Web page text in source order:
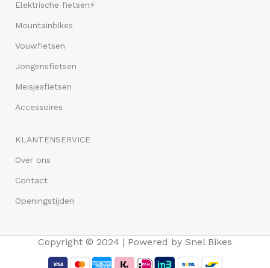
Elektrische fietsen⚡
Mountainbikes
Vouwfietsen
Jongensfietsen
Meisjesfietsen
Accessoires
KLANTENSERVICE
Over ons
Contact
Openingstijden
Copyright © 2024 | Powered by Snel Bikes